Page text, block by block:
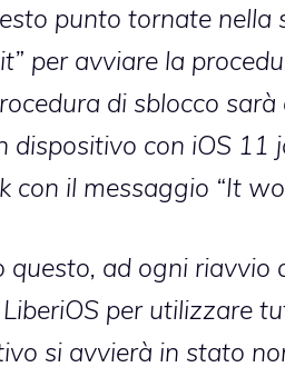
punto tornate nella
per avviare la
di sblocco
dispositivo con iOS 11
con il messaggio “It
questo, ad ogni riavvio
LiberiOS per utilizzare
si avvierà in stato